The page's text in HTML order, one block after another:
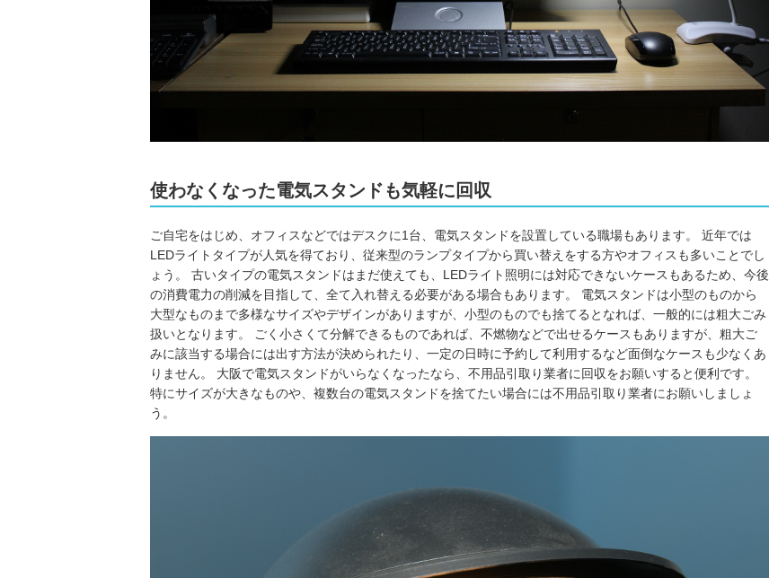
使わなくなった電気スタンドも気軽に回収
ご自宅をはじめ、オフィスなどではデスクに1台、電気スタンドを設置している職場もあります。 近年では
LEDライトタイプが人気を得ており、従来型のランプタイプから買い替えをする方やオフィスも多いことでし
ょう。 古いタイプの電気スタンドはまだ使えても、LEDライト照明には対応できないケースもあるため、今後
の消費電力の削減を目指して、全て入れ替える必要がある場合もあります。 電気スタンドは小型のものから
大型なものまで多様なサイズやデザインがありますが、小型のものでも捨てるとなれば、一般的には粗大ごみ
扱いとなります。 ごく小さくて分解できるものであれば、不燃物などで出せるケースもありますが、粗大ご
みに該当する場合には出す方法が決められたり、一定の日時に予約して利用するなど面倒なケースも少なくあ
りません。 大阪で電気スタンドがいらなくなったなら、不用品引取り業者に回収をお願いすると便利です。
特にサイズが大きなものや、複数台の電気スタンドを捨てたい場合には不用品引取り業者にお願いしましょ
う。